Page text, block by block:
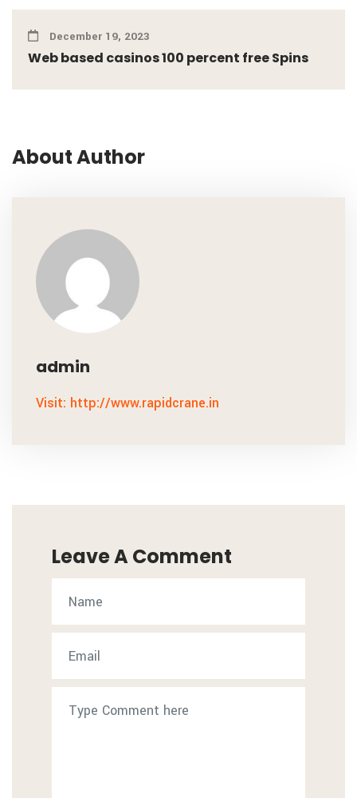
December 19, 2023
Web based casinos 100 percent free Spins
About Author
admin
Visit: http://www.rapidcrane.in
Leave A Comment